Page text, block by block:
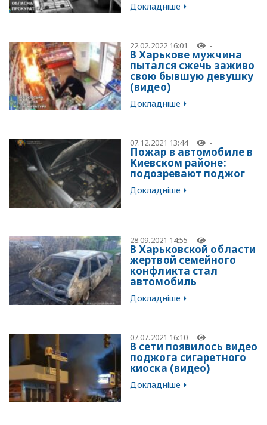
Докладніше
22.02.2022 16:01 -
В Харькове мужчина
пытался сжечь заживо
свою бывшую девушку
(видео)
Докладніше
07.12.2021 13:44 -
Пожар в автомобиле в
Киевском районе:
подозревают поджог
Докладніше
28.09.2021 14:55 -
В Харьковской области
жертвой семейного
конфликта стал
автомобиль
Докладніше
07.07.2021 16:10 -
В сети появилось видео
поджога сигаретного
киоска (видео)
Докладніше